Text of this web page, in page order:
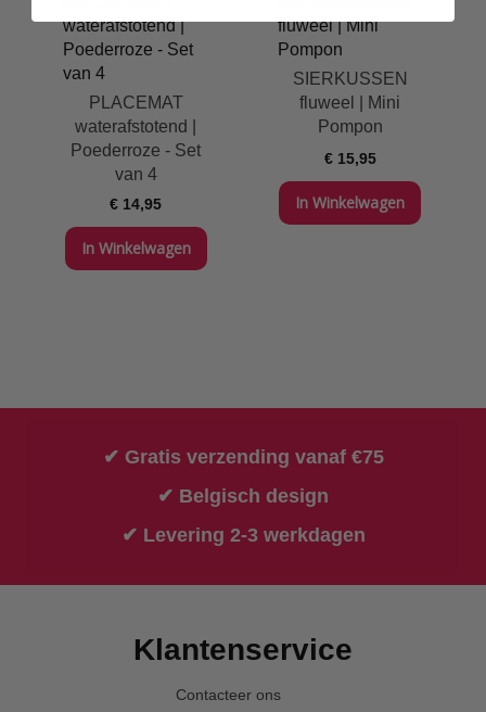
PLACEMAT
waterafstotend |
Poederroze - Set
van 4
€ 14,95
In Winkelwagen
SIERKUSSEN
fluweel | Mini
Pompon
€ 15,95
In Winkelwagen
✔ Gratis verzending vanaf €75
✔ Belgisch design
✔ Levering 2-3 werkdagen
Klantenservice
Contacteer ons